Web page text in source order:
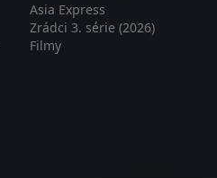
Asia Express
Zrádci 3. série (2026)
Filmy